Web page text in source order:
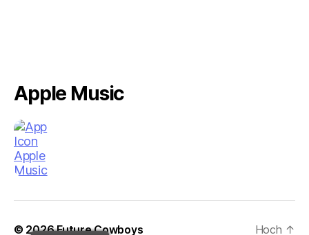
Apple Music
© 2026Future Cowboys Hoch ↑